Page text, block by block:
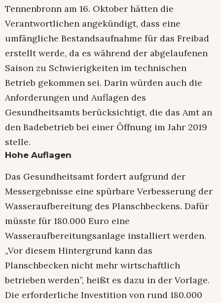
Tennenbronn am 16. Oktober hätten die
Verantwortlichen angekündigt, dass eine
umfängliche Bestandsaufnahme für das Freibad
erstellt werde, da es während der abgelaufenen
Saison zu Schwierigkeiten im technischen
Betrieb gekommen sei. Darin würden auch die
Anforderungen und Auflagen des
Gesundheitsamts berücksichtigt, die das Amt an
den Badebetrieb bei einer Öffnung im Jahr 2019
stelle.
Hohe Auflagen
Das Gesundheitsamt fordert aufgrund der
Messergebnisse eine spürbare Verbesserung der
Wasseraufbereitung des Planschbeckens. Dafür
müsste für 180.000 Euro eine
Wasseraufbereitungsanlage installiert werden.
„Vor diesem Hintergrund kann das
Planschbecken nicht mehr wirtschaftlich
betrieben werden”, heißt es dazu in der Vorlage.
Die erforderliche Investition von rund 180.000